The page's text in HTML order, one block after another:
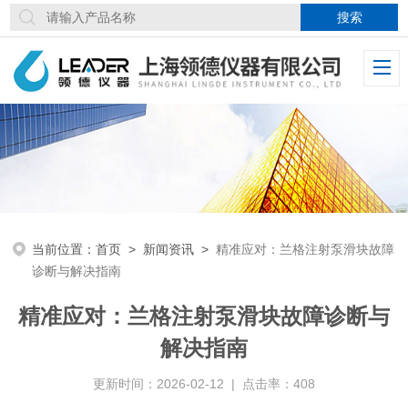
当前位置：首页 > 新闻资讯 >精准应对：兰格注射泵滑块故障
诊断与解决指南
精准应对：兰格注射泵滑块故障诊断与
解决指南
更新时间：2026-02-12 | 点击率：408